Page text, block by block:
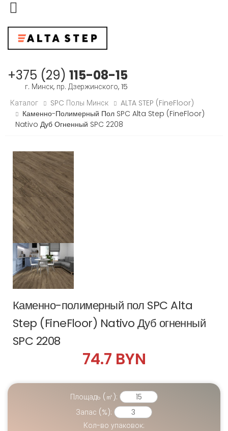
Меню
+375 (29) 115-08-15
г. Минск, пр. Дзержинского, 15
Каталог
SPC Полы Минск
ALTA STEP (FineFloor)
Каменно-Полимерный Пол SPC Alta Step (FineFloor)
Nativo Дуб Огненный SPC 2208
Каменно-полимерный пол SPC Alta
Step (FineFloor) Nativo Дуб огненный
SPC 2208
74.7 BYN
Площадь (㎡):
Запас (%):
Кол-во упаковок: